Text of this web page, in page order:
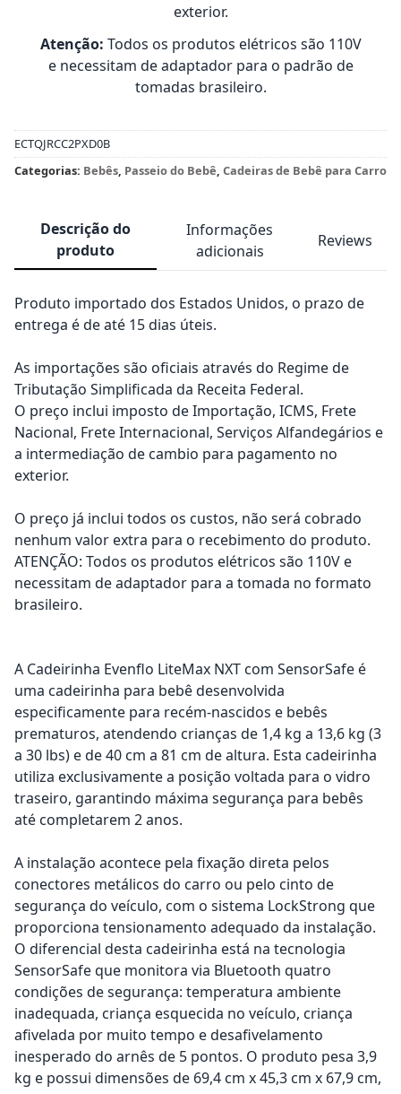
exterior.
Atenção: Todos os produtos elétricos são 110V
e necessitam de adaptador para o padrão de
tomadas brasileiro.
ECTQJRCC2PXD0B
Categorias: Bebês, Passeio do Bebê, Cadeiras de Bebê para Carro
Descrição do
produto
Informações
adicionais
Reviews
Produto importado dos Estados Unidos, o prazo de
entrega é de até 15 dias úteis.
As importações são oficiais através do Regime de
Tributação Simplificada da Receita Federal.
O preço inclui imposto de Importação, ICMS, Frete
Nacional, Frete Internacional, Serviços Alfandegários e
a intermediação de cambio para pagamento no
exterior.
O preço já inclui todos os custos, não será cobrado
nenhum valor extra para o recebimento do produto.
ATENÇÃO: Todos os produtos elétricos são 110V e
necessitam de adaptador para a tomada no formato
brasileiro.
A Cadeirinha Evenflo LiteMax NXT com SensorSafe é
uma cadeirinha para bebê desenvolvida
especificamente para recém-nascidos e bebês
prematuros, atendendo crianças de 1,4 kg a 13,6 kg (3
a 30 lbs) e de 40 cm a 81 cm de altura. Esta cadeirinha
utiliza exclusivamente a posição voltada para o vidro
traseiro, garantindo máxima segurança para bebês
até completarem 2 anos.
A instalação acontece pela fixação direta pelos
conectores metálicos do carro ou pelo cinto de
segurança do veículo, com o sistema LockStrong que
proporciona tensionamento adequado da instalação.
O diferencial desta cadeirinha está na tecnologia
SensorSafe que monitora via Bluetooth quatro
condições de segurança: temperatura ambiente
inadequada, criança esquecida no veículo, criança
afivelada por muito tempo e desafivelamento
inesperado do arnês de 5 pontos. O produto pesa 3,9
kg e possui dimensões de 69,4 cm x 45,3 cm x 67,9 cm,